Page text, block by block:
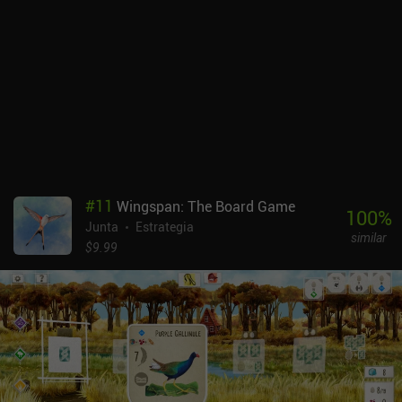
lado estas objeciones, es un juego fantástico que consigue hacer
algo diferente con el género.
#11 Wingspan: The Board Game
Junta
Estrategia
$9.99
100%
similar